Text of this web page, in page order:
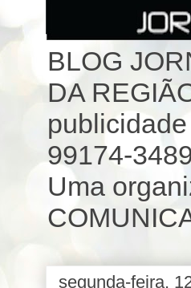
BLOG
DA
99174-
Uma
segunda-feira,